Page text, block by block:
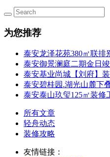
为您推荐
泰安龙泽花苑380㎡联排
泰安御景澜庭二期金日竣
泰安基业尚城【刘府】
泰安碧桂园.湖光山麓下
泰安泰山玖玺125㎡装修
所有文章
轻舟动态
装修攻略
友情链接：